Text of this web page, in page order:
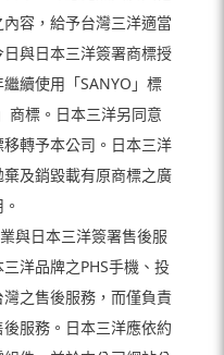
容，給予台灣三洋適當
與日本三洋簽署商標授
續使用「SANYO」標
商標。日本三洋另同意
轉予本公司。日本三洋
及銷毀載有原商標之廣
與日本三洋簽署售後服
洋品牌之PHS手機、投
之售後服務，而僅負責
服務。日本三洋應依約